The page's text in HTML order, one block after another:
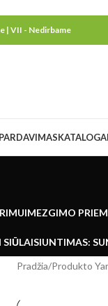
| VII - Nedirbame
KATALOGAI
MEZGIMO
SIUNTIMAS:
Pradžia/Produkto